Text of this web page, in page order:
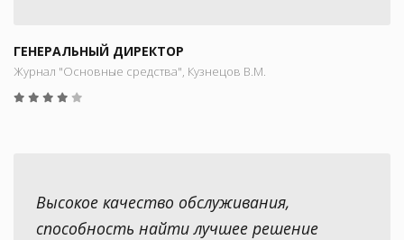
ГЕНЕРАЛЬНЫЙ ДИРЕКТОР
Журнал "Основные средства", Кузнецов В.М.
Высокое качество обслуживания,
способность найти лучшее решение